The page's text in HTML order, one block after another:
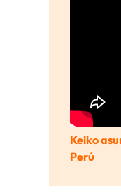
Keiko
Perú